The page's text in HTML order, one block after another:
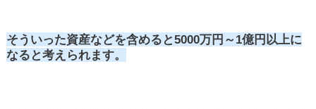
そういった資産などを含めると5000万円～1億円以上に
なると考えられます。